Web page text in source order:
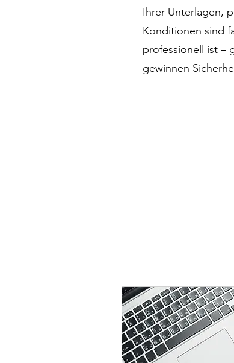
Ihrer Unterlagen,
Konditionen sind
professionell ist –
gewinnen